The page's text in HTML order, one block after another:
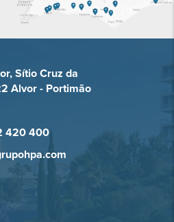
Sítio Cruz da
Alvor - Portimão
420 400